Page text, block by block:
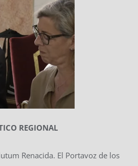
REGIONAL
Renacida. El Portavoz de los